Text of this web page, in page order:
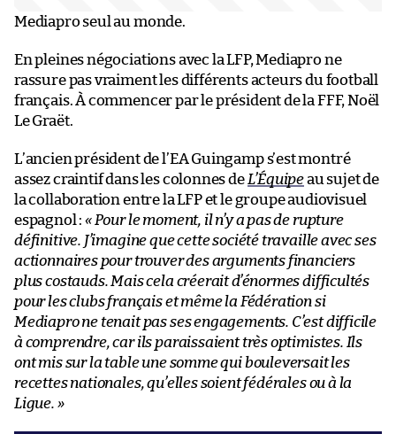
Mediapro seul au monde.
En pleines négociations avec la LFP, Mediapro ne
rassure pas vraiment les différents acteurs du football
français. À commencer par le président de la FFF, Noël
Le Graët.
L’ancien président de l’EA Guingamp s’est montré
assez craintif dans les colonnes de L’Équipeau sujet de
la collaboration entre la LFP et le groupe audiovisuel
espagnol :« Pour le moment, il n’y a pas de rupture
définitive. J’imagine que cette société travaille avec ses
actionnaires pour trouver des arguments financiers
plus costauds. Mais cela créerait d’énormes difficultés
pour les clubs français et même la Fédération si
Mediapro ne tenait pas ses engagements. C’est difficile
à comprendre, car ils paraissaient très optimistes. Ils
ont mis sur la table une somme qui bouleversait les
recettes nationales, qu’elles soient fédérales ou à la
Ligue. »